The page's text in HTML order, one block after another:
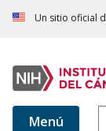
Un sitio oficial
Menú